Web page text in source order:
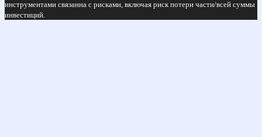
инструментами связанна с рисками, включая риск потери части/всей суммы
инвестиций.